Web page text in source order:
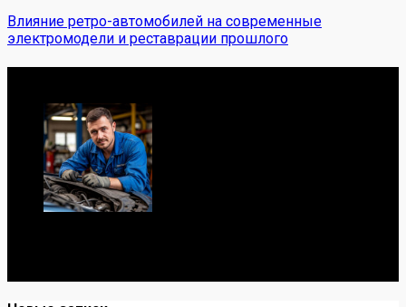
Влияние ретро-автомобилей на современные
электромодели и реставрации прошлого